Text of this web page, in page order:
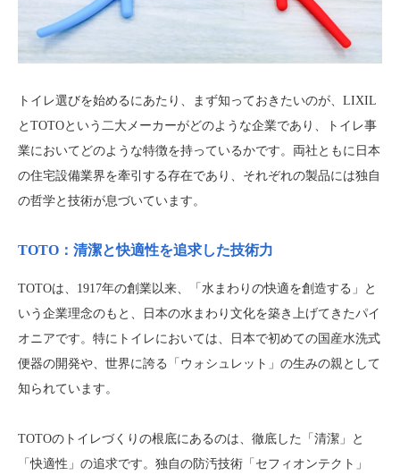
トイレ選びを始めるにあたり、まず知っておきたいのが、LIXIL
とTOTOという二大メーカーがどのような企業であり、トイレ事
業においてどのような特徴を持っているかです。両社ともに日本
の住宅設備業界を牽引する存在であり、それぞれの製品には独自
の哲学と技術が息づいています。
TOTO：清潔と快適性を追求した技術力
TOTOは、1917年の創業以来、「水まわりの快適を創造する」と
いう企業理念のもと、日本の水まわり文化を築き上げてきたパイ
オニアです。特にトイレにおいては、日本で初めての国産水洗式
便器の開発や、世界に誇る「ウォシュレット」の生みの親として
知られています。
TOTOのトイレづくりの根底にあるのは、徹底した「清潔」と
「快適性」の追求です。独自の防汚技術「セフィオンテクト」